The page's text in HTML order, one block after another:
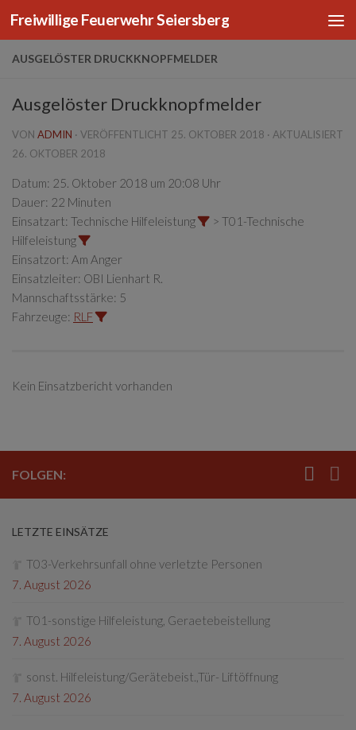
Zum Inhalt springen
Freiwillige Feuerwehr Seiersberg
AUSGELÖSTER DRUCKKNOPFMELDER
Ausgelöster Druckknopfmelder
VON ADMIN · VERÖFFENTLICHT 25. OKTOBER 2018 · AKTUALISIERT
26. OKTOBER 2018
Datum: 25. Oktober 2018 um 20:08 Uhr
Dauer: 22 Minuten
Einsatzart: Technische Hilfeleistung
> T01-Technische
Hilfeleistung
Einsatzort: Am Anger
Einsatzleiter: OBI Lienhart R.
Mannschaftsstärke: 5
Fahrzeuge: RLF
Kein Einsatzbericht vorhanden
FOLGEN:
LETZTE EINSÄTZE
T03-Verkehrsunfall ohne verletzte Personen
7. August 2026
T01-sonstige Hilfeleistung, Geraetebeistellung
7. August 2026
sonst. Hilfeleistung/Gerätebeist.,Tür- Liftöffnung
7. August 2026